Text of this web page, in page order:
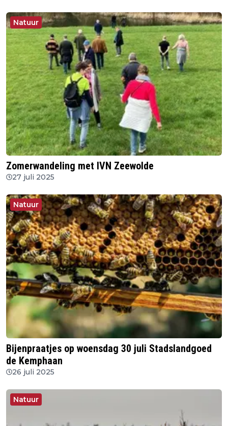
Natuur
Zomerwandeling met IVN Zeewolde
27 juli 2025
Natuur
Bijenpraatjes op woensdag 30 juli Stadslandgoed
de Kemphaan
26 juli 2025
Natuur